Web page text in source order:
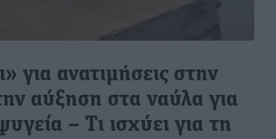
για ανατιμήσεις στην
αύξηση στα ναύλα για
– Τι ισχύει για τη